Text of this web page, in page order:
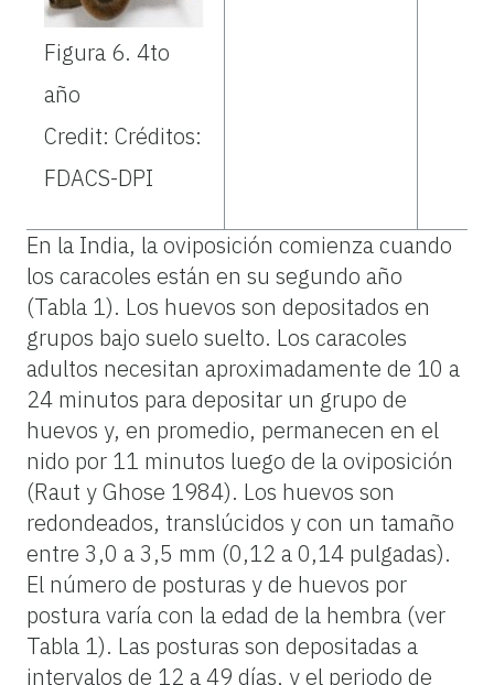
Figura 6. 4to
año
Credit: Créditos:
FDACS-DPI
En la India, la oviposición comienza cuando
los caracoles están en su segundo año
(Tabla 1). Los huevos son depositados en
grupos bajo suelo suelto. Los caracoles
adultos necesitan aproximadamente de 10 a
24 minutos para depositar un grupo de
huevos y, en promedio, permanecen en el
nido por 11 minutos luego de la oviposición
(Raut y Ghose 1984). Los huevos son
redondeados, translúcidos y con un tamaño
entre 3,0 a 3,5 mm (0,12 a 0,14 pulgadas).
El número de posturas y de huevos por
postura varía con la edad de la hembra (ver
Tabla 1). Las posturas son depositadas a
intervalos de 12 a 49 días, y el periodo de